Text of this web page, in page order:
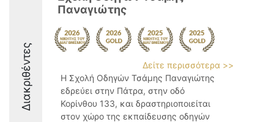
Διακριθέντες
Παναγιώτης
Δείτε περισσότερα >>
Η Σχολή Οδηγών Τσάμης Παναγιώτης
εδρεύει στην Πάτρα, στην οδό
Κορίνθου 133, και δραστηριοποιείται
στον χώρο της εκπαίδευσης οδηγών